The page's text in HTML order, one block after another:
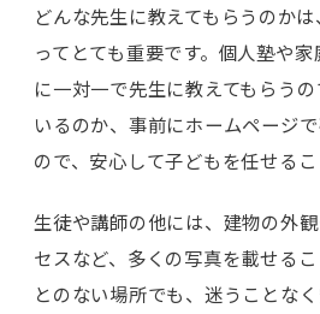
どんな先生に教えてもらうのか
ってとても重要です。個人塾や
に一対一で先生に教えてもらう
いるのか、事前にホームページ
ので、安心して子どもを任せるこ
生徒や講師の他には、建物の外
セスなど、多くの写真を載せる
とのない場所でも、迷うことな